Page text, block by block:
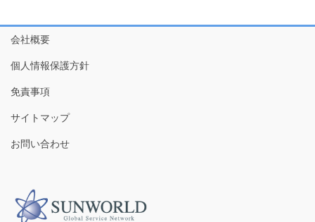
会社概要
個人情報保護方針
免責事項
サイトマップ
お問い合わせ